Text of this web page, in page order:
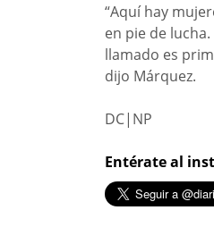
“Aquí hay
en pie de
llamado es
dijo Márquez.
DC|NP
Entérate al